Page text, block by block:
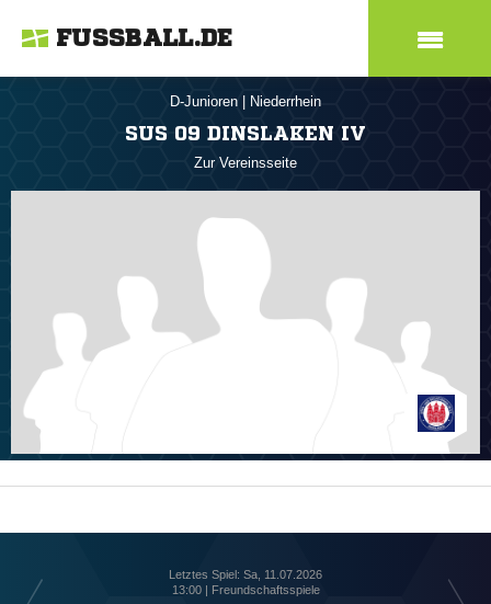
FUSSBALL.DE
D-Junioren Niederrhein
SUS 09 DINSLAKEN IV
Zur Vereinsseite
Letztes Spiel: Sa, 11.07.2026
13:00 | Freundschaftsspiele